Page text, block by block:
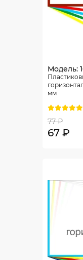
Модель:
мм
77 ₽
67 ₽